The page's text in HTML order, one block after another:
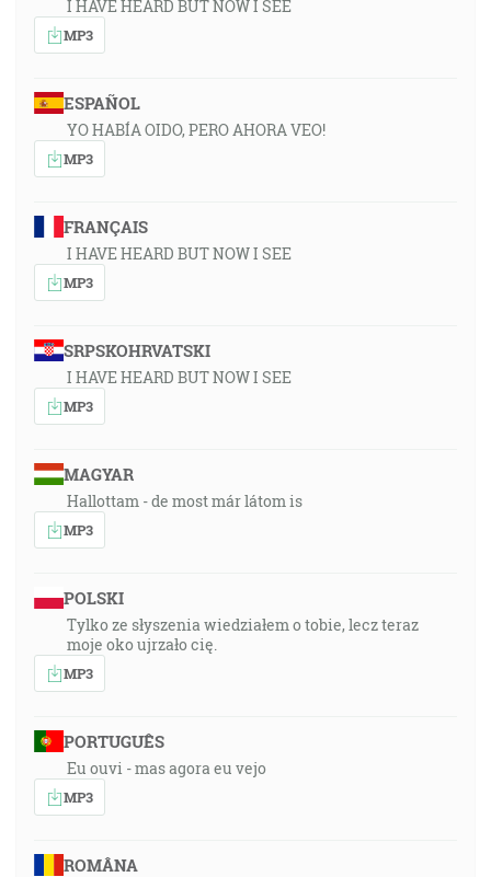
I HAVE HEARD BUT NOW I SEE
MP3
ESPAÑOL
YO HABÍA OIDO, PERO AHORA VEO!
MP3
FRANÇAIS
I HAVE HEARD BUT NOW I SEE
MP3
SRPSKOHRVATSKI
I HAVE HEARD BUT NOW I SEE
MP3
MAGYAR
Hallottam - de most már látom is
MP3
POLSKI
Tylko ze słyszenia wiedziałem o tobie, lecz teraz
moje oko ujrzało cię.
MP3
PORTUGUÊS
Eu ouvi - mas agora eu vejo
MP3
ROMÂNA